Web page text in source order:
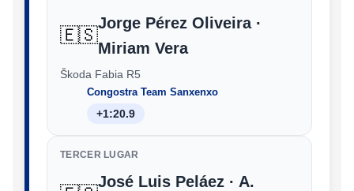
🇪🇸
Jorge Pérez Oliveira ·
Miriam Vera
Škoda Fabia R5
Congostra Team Sanxenxo
+1:20.9
TERCER LUGAR
José Luis Peláez · A.